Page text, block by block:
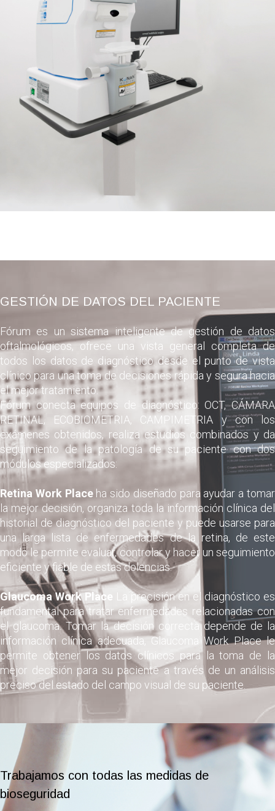
GESTIÓN DE DATOS DEL PACIENTE
Fórum es un sistema inteligente de gestión de datos
oftalmológicos, ofrece una vista general completa de
todos los datos de diagnóstico desde el punto de vista
clínico para una toma de decisiones rápida y segura hacia
el mejor tratamiento.
Fórum conecta equipos de diagnóstico: OCT, CÁMARA
RETINAL, ECOBIOMETRIA, CAMPIMETRIA y con los
exámenes obtenidos, realiza estudios combinados y da
seguimiento de la patología de su paciente con dos
módulos especializados:
Retina Work Placeha sido diseñado para ayudar a tomar
la mejor decisión, organiza toda la información clínica del
historial de diagnóstico del paciente y puede usarse para
una larga lista de enfermedades de la retina, de este
modo le permite evaluar, controlar y hacer un seguimiento
eficiente y fiable de estas dolencias.
Glaucoma Work Place La precisión en el diagnóstico es
fundamental para tratar enfermedades relacionadas con
el glaucoma. Tomar la decisión correcta depende de la
información clínica adecuada, Glaucoma Work Place le
permite obtener los datos clínicos para la toma de la
mejor decisión para su paciente a través de un análisis
preciso del estado del campo visual de su paciente.
Trabajamos con todas las medidas de
bioseguridad